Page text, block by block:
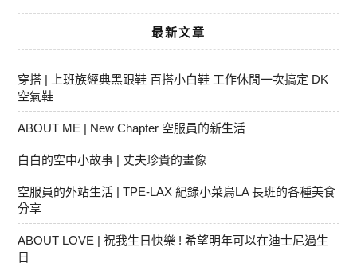
最新文章
穿搭 | 上班族經典黑跟鞋 百搭小白鞋 工作休閒一次搞定 DK
空氣鞋
ABOUT ME | New Chapter 空服員的新生活
白白的空中小故事 | 丈夫珍貴的畫像
空服員的外站生活 | TPE-LAX 紀錄小菜鳥LA 長班的各種美食
分享
ABOUT LOVE | 祝我生日快樂 ! 希望明年可以在迪士尼過生
日